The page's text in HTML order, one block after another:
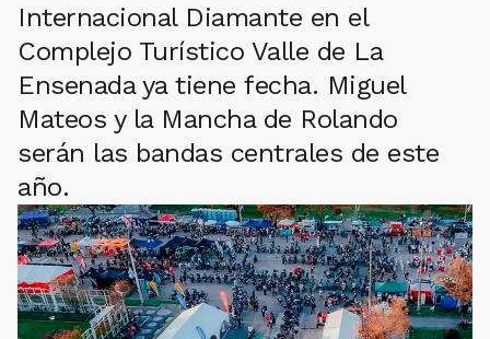
Internacional Diamante en el
Complejo Turístico Valle de La
Ensenada ya tiene fecha. Miguel
Mateos y la Mancha de Rolando
serán las bandas centrales de este
año.